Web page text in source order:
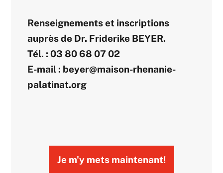
Renseignements et inscriptions
auprès de Dr. Friderike BEYER.
Tél. : 03 80 68 07 02
E-mail : beyer@maison-rhenanie-
palatinat.org
Je m'y mets maintenant!